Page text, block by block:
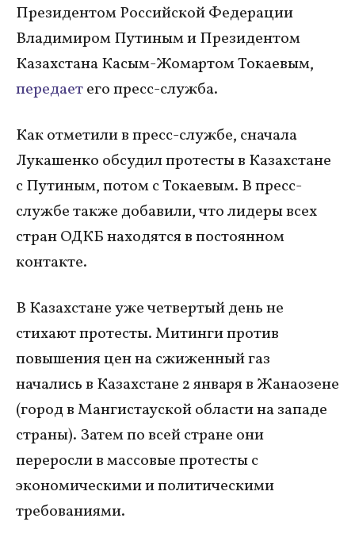
Президентом Российской Федерации
Владимиром Путиным и Президентом
Казахстана Касым-Жомартом Токаевым,
передаетего пресс-служба.
Как отметили в пресс-службе, сначала
Лукашенко обсудил протесты в Казахстане
с Путиным, потом с Токаевым. В пресс-
службе также добавили, что лидеры всех
стран ОДКБ находятся в постоянном
контакте.
В Казахстане уже четвертый день не
стихают протесты. Митинги против
повышения цен на сжиженный газ
начались в Казахстане 2 января в Жанаозене
(город в Мангистауской области на западе
страны). Затем по всей стране они
переросли в массовые протесты с
экономическими и политическими
требованиями.